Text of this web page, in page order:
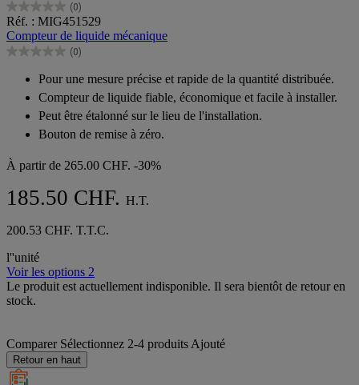
(0)
0.0
sur
5
étoiles.
Réf. : MIG451529
Compteur de liquide mécanique
(0)
0.0
étoiles.
Pour une mesure précise et rapide de la quantité distribuée.
Compteur de liquide fiable, économique et facile à installer.
Peut être étalonné sur le lieu de l'installation.
Bouton de remise à zéro.
À partir de 265.00 CHF. -30%
185.50 CHF. H.T.
200.53 CHF. T.T.C.
l''unité
Voir les options 2
Le produit est actuellement indisponible. Il sera bientôt de retour en
stock.
Comparer Sélectionnez 2-4 produits Ajouté
Retour en haut